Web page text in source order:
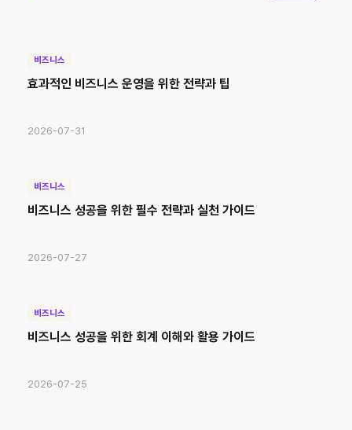
비즈니스
효과적인 비즈니스 운영을 위한 전략과 팁
2026-07-31
비즈니스
비즈니스 성공을 위한 필수 전략과 실천 가이드
2026-07-27
비즈니스
비즈니스 성공을 위한 회계 이해와 활용 가이드
2026-07-25